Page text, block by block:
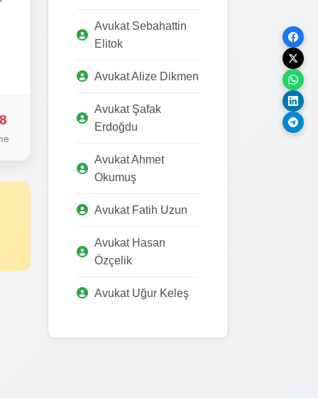
Avukat Sebahattin
Elitok
Avukat Alize Dikmen
Avukat Şafak
Erdoğdu
Avukat Ahmet
Okumuş
Avukat Fatih Uzun
Avukat Hasan
Özçelik
Avukat Uğur Keleş